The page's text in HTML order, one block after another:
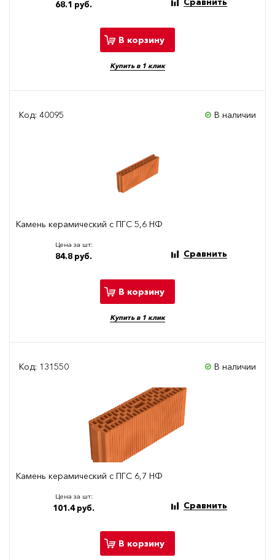
68.1 руб.
В корзину
Купить в 1 клик
Код: 40095 В наличии
Камень керамический с ПГС 5,6 НФ
Цена за шт:
84.8 руб. Сравнить
В корзину
Купить в 1 клик
Код: 131550 В наличии
Камень керамический с ПГС 6,7 НФ
Цена за шт:
101.4 руб. Сравнить
В корзину